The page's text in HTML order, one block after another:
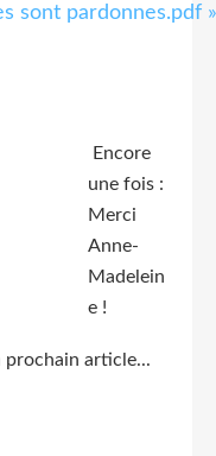
sont pardonnes.pdf »
Encore
une fois :
Merci
Anne-
Madelein
e !
prochain article...